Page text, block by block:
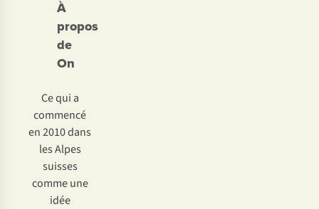
À
propos
de
On
Ce qui a
commencé
en 2010 dans
les Alpes
suisses
comme une
idée